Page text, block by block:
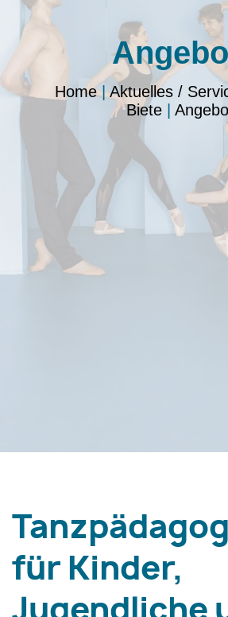
Home|Aktuelles /
Biete|
für Kinder,